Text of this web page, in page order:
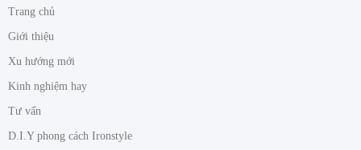
Trang chủ
Giới thiệu
Xu hướng mới
Kinh nghiệm hay
Tư vấn
D.I.Y phong cách Ironstyle